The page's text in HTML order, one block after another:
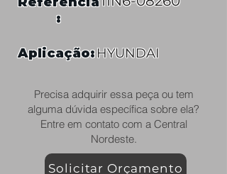
:
Aplicação:HYUNDAI
Precisa adquirir essa peça ou tem
alguma dúvida específica sobre ela?
Entre em contato com a Central
Nordeste.
Solicitar Orçamento